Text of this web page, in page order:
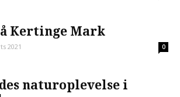
Kertinge Mark
2021 0
naturoplevelse i